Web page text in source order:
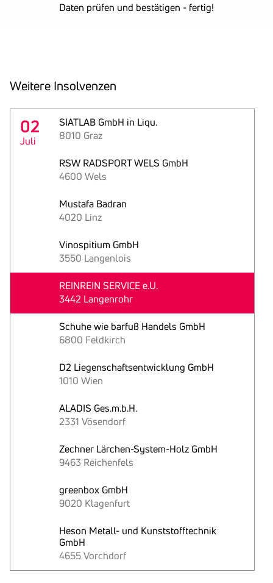
Daten prüfen und bestätigen - fertig!
Weitere Insol­venzen
02
Juli
SIATLAB GmbH in Liqu.
8010 Graz
RSW RADSPORT WELS GmbH
4600 Wels
Mustafa Badran
4020 Linz
Vinospitium GmbH
3550 Langenlois
REINREIN SERVICE e.U.
3442 Langenrohr
Schuhe wie barfuß Handels GmbH
6800 Feldkirch
D2 Liegenschaftsentwicklung GmbH
1010 Wien
ALADIS Ges.m.b.H.
2331 Vösendorf
Zechner Lärchen-System-Holz GmbH
9463 Reichenfels
greenbox GmbH
9020 Klagenfurt
Heson Metall- und Kunststofftechnik
GmbH
4655 Vorchdorf